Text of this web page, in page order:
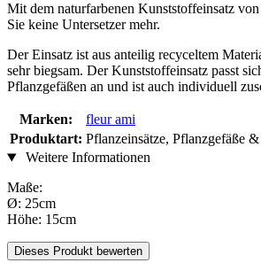
Mit dem naturfarbenen Kunststoffeinsatz
Sie keine Untersetzer mehr.
Der Einsatz ist aus anteilig recyceltem
sehr biegsam. Der Kunststoffeinsatz passt
Pflanzgefäßen an und ist auch individuell
Marken:
fleur ami
Produktart: Pflanzeinsätze, Pflanzgefäße
Weitere Informationen
Maße:
​Ø: 25cm
Höhe: 15cm
Dieses Produkt bewerten